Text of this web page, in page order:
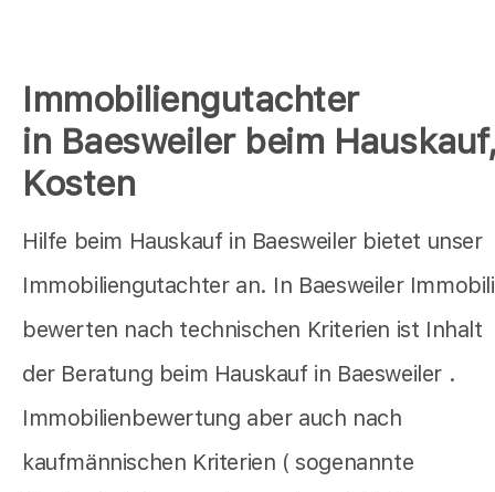
Immobiliengutachter
in Baesweiler beim
Kosten
Hilfe beim Hauskauf in Baesweiler bietet unser
Immobiliengutachter an. In Baesweiler
bewerten nach technischen Kriterien ist Inhalt
der Beratung beim Hauskauf in Baesweiler .
Immobilienbewertung aber auch nach
kaufmännischen Kriterien ( sogenannte